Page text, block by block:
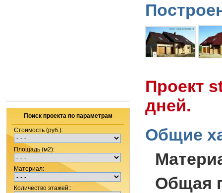
Поиск проекта по параметрам
Стоимость (руб.):
Площадь (м2):
Материал:
Количество этажей::
Проект
дней.
Общие
Общая